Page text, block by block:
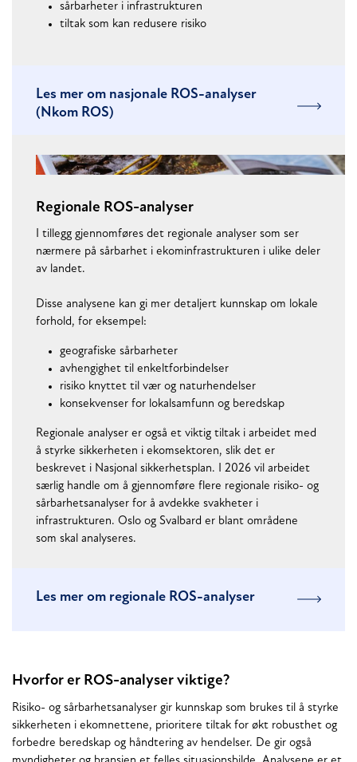
sårbarheter i infrastrukturen
tiltak som kan redusere risiko
Les mer om nasjonale ROS-analyser
(Nkom ROS)
Regionale ROS-analyser
I tillegg gjennomføres det regionale analyser som ser
nærmere på sårbarhet i ekominfrastrukturen i ulike deler
av landet.
Disse analysene kan gi mer detaljert kunnskap om lokale
forhold, for eksempel:
geografiske sårbarheter
avhengighet til enkeltforbindelser
risiko knyttet til vær og naturhendelser
konsekvenser for lokalsamfunn og beredskap
Regionale analyser er også et viktig tiltak i arbeidet med
å styrke sikkerheten i ekomsektoren, slik det er
beskrevet i Nasjonal sikkerhetsplan. I 2026 vil arbeidet
særlig handle om å gjennomføre flere regionale risiko- og
sårbarhetsanalyser for å avdekke svakheter i
infrastrukturen. Oslo og Svalbard er blant områdene
som skal analyseres.
Les mer om regionale ROS-analyser
Hvorfor er ROS-analyser viktige?
Risiko- og sårbarhetsanalyser gir kunnskap som brukes til å styrke
sikkerheten i ekomnettene, prioritere tiltak for økt robusthet og
forbedre beredskap og håndtering av hendelser. De gir også